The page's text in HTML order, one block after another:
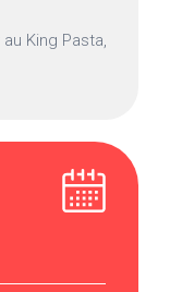
King Pasta,